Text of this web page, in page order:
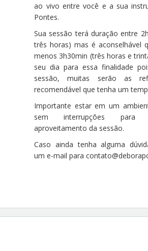
ao vivo entre você e a sua
Pontes.
Sua sessão terá duração entre
três horas) mas é aconselhável
menos 3h30min (três horas e
seu dia para essa finalidade
sessão, muitas serão as
recomendável que tenha um
Importante estar em um
sem interrupções
aproveitamento da sessão.
Caso ainda tenha alguma
um e-mail para